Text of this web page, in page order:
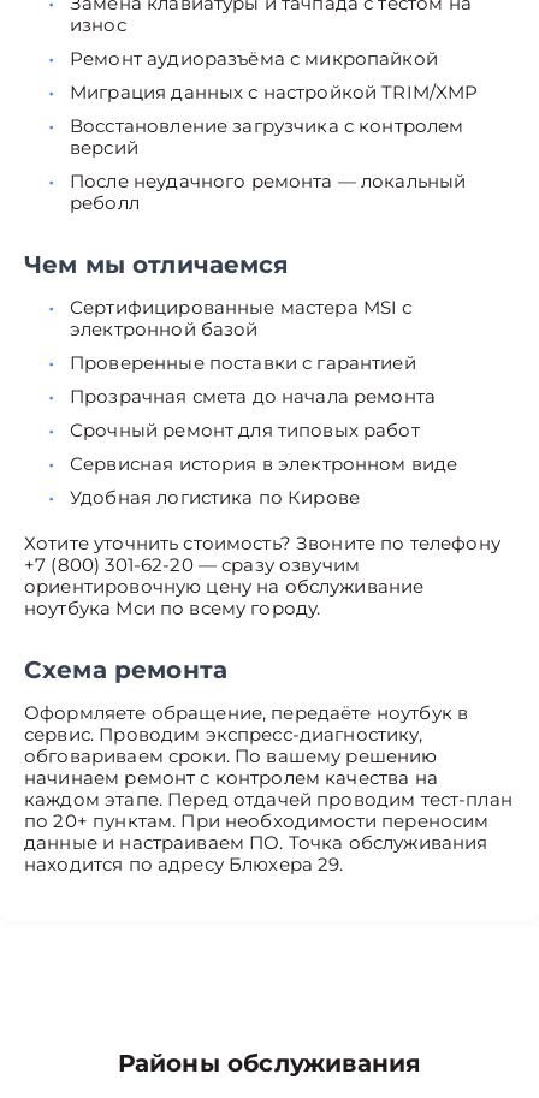
износ
Ремонт аудиоразъёма с микропайкой
Миграция данных с настройкой TRIM/XMP
Восстановление загрузчика с контролем
версий
После неудачного ремонта — локальный
реболл
Чем мы отличаемся
Сертифицированные мастера MSI с
электронной базой
Проверенные поставки с гарантией
Прозрачная смета до начала ремонта
Срочный ремонт для типовых работ
Сервисная история в электронном виде
Удобная логистика по Кирове
Хотите уточнить стоимость? Звоните по телефону
+7 (800) 301-62-20 — сразу озвучим
ориентировочную цену на обслуживание
ноутбука Мси по всему городу.
Схема ремонта
Оформляете обращение, передаёте ноутбук в
сервис. Проводим экспресс-диагностику,
обговариваем сроки. По вашему решению
начинаем ремонт с контролем качества на
каждом этапе. Перед отдачей проводим тест-план
по 20+ пунктам. При необходимости переносим
данные и настраиваем ПО. Точка обслуживания
находится по адресу Блюхера 29.
Районы обслуживания